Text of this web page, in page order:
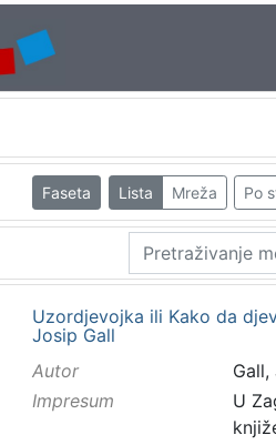
Faseta Lista Mreža Po
Uzordjevojka ili Kako da
Josip Gall
Autor
Gall,
Impresum
U